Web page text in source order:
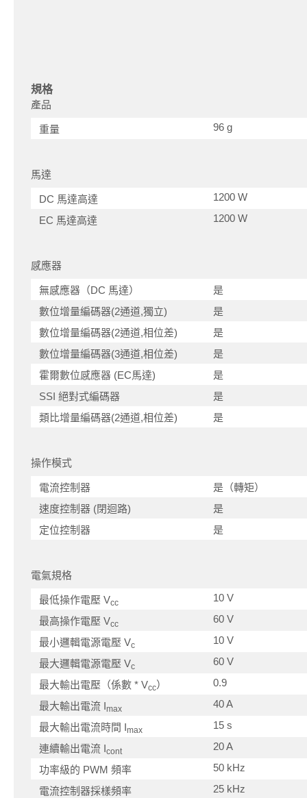
規格
產品
重量 96 g
馬達
DC 馬達高達
1200 W
EC 馬達高達
1200 W
感應器
無感應器（DC 馬達）
是
數位增量編碼器(2通道,獨立)
是
數位增量編碼器(2通道,相位差)
是
數位增量編碼器(3通道,相位差)
是
霍爾數位感應器 (EC馬達)
是
SSI 絕對式編碼器
是
類比增量編碼器(2通道,相位差)
是
操作模式
電流控制器
是（轉矩）
速度控制器 (閉迴路)
是
定位控制器
是
電氣規格
最低操作電壓 Vcc
10 V
最高操作電壓 Vcc
60 V
最小邏輯電源電壓 Vc
10 V
最大邏輯電源電壓 Vc
60 V
最大輸出電壓（係數 * Vcc）
0.9
最大輸出電流 Imax
40 A
最大輸出電流時間 Imax
15 s
連續輸出電流 Icont
20 A
功率級的 PWM 頻率
50 kHz
電流控制器採樣頻率
25 kHz